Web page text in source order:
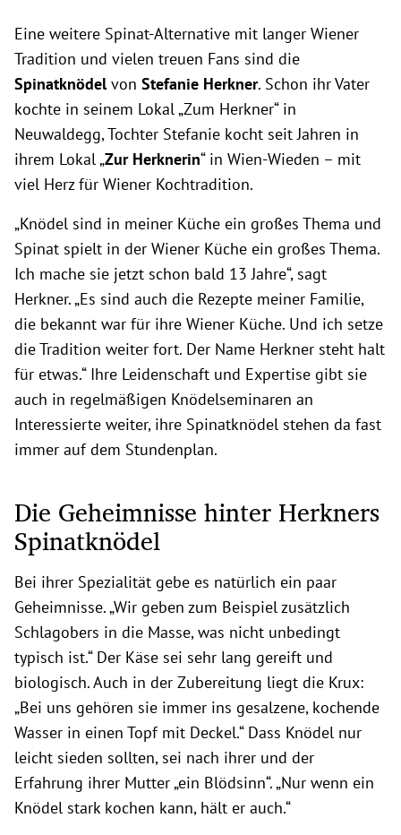
Eine weitere Spinat-Alternative mit langer Wiener
Tradition und vielen treuen Fans sind die
Spinatknödelvon Stefanie Herkner. Schon ihr Vater
kochte in seinem Lokal „Zum Herkner“ in
Neuwaldegg, Tochter Stefanie kocht seit Jahren in
ihrem Lokal „Zur Herknerin“ in Wien-Wieden – mit
viel Herz für Wiener Kochtradition.
„Knödel sind in meiner Küche ein großes Thema und
Spinat spielt in der Wiener Küche ein großes Thema.
Ich mache sie jetzt schon bald 13 Jahre“, sagt
Herkner. „Es sind auch die Rezepte meiner Familie,
die bekannt war für ihre Wiener Küche. Und ich setze
die Tradition weiter fort. Der Name Herkner steht halt
für etwas.“ Ihre Leidenschaft und Expertise gibt sie
auch in regelmäßigen Knödelseminaren an
Interessierte weiter, ihre Spinatknödel stehen da fast
immer auf dem Stundenplan.
Die Geheimnisse hinter Herkners
Spinatknödel
Bei ihrer Spezialität gebe es natürlich ein paar
Geheimnisse. „Wir geben zum Beispiel zusätzlich
Schlagobers in die Masse, was nicht unbedingt
typisch ist.“ Der Käse sei sehr lang gereift und
biologisch. Auch in der Zubereitung liegt die Krux:
„Bei uns gehören sie immer ins gesalzene, kochende
Wasser in einen Topf mit Deckel.“ Dass Knödel nur
leicht sieden sollten, sei nach ihrer und der
Erfahrung ihrer Mutter „ein Blödsinn“. „Nur wenn ein
Knödel stark kochen kann, hält er auch.“